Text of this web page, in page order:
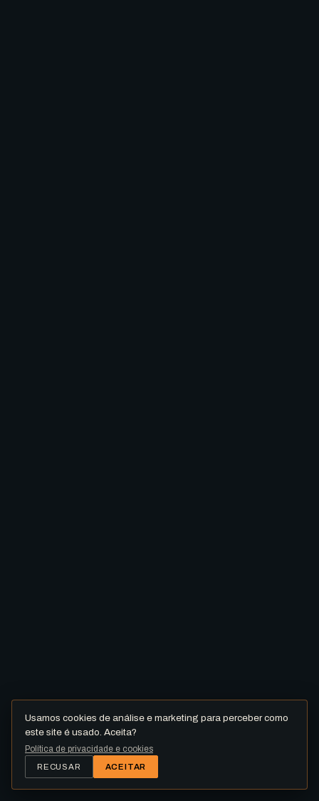
Usamos cookies de análise e marketing para perceber como
este site é usado. Aceita?
Política de privacidade e cookies
RECUSAR ACEITAR